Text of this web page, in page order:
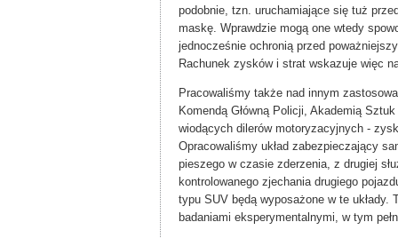
podobnie, tzn. uruchamiające się tuż
maskę. Wprawdzie mogą one wtedy
jednocześnie ochronią przed
Rachunek zysków i strat wskazuje więc
Pracowaliśmy także nad innym
Komendą Główną Policji, Akademią
wiodących dilerów motoryzacyjnych -
Opracowaliśmy układ zabezpieczający
pieszego w czasie zderzenia, z drugiej
kontrolowanego zjechania drugiego
typu SUV będą wyposażone w te
badaniami eksperymentalnymi, w tym